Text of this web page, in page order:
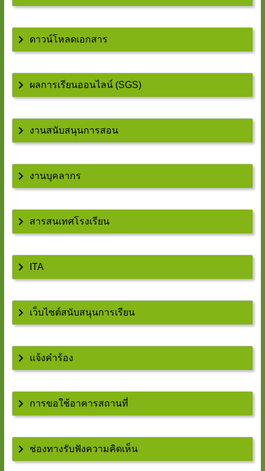
ดาวน์โหลดเอกสาร
ผลการเรียนออนไลน์ (SGS)
งานสนับสนุนการสอน
งานบุคลากร
สารสนเทศโรงเรียน
ITA
เว็บไซต์สนับสนุนการเรียน
แจ้งคำร้อง
การขอใช้อาคารสถานที่
ช่องทางรับฟังความคิดเห็น